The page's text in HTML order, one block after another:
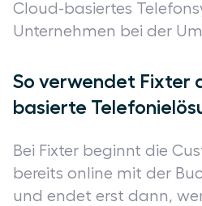
Cloud-basiertes
Unternehmen bei der
So verwendet Fixter
basierte
Bei Fixter beginnt die
bereits online mit der
und endet erst dann,